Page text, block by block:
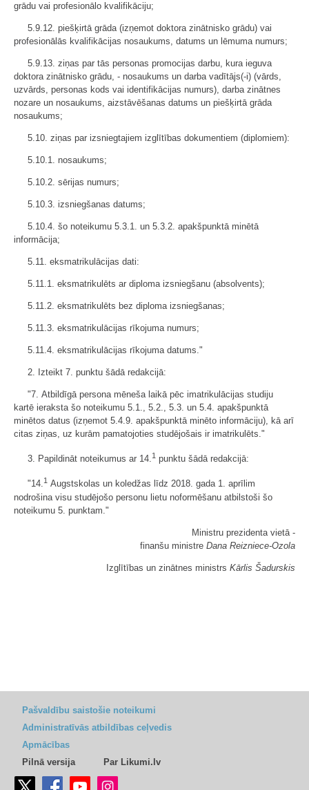
grādu vai profesionālo kvalifikāciju;
5.9.12. piešķirtā grāda (izņemot doktora zinātnisko grādu) vai
profesionālās kvalifikācijas nosaukums, datums un lēmuma numurs;
5.9.13. ziņas par tās personas promocijas darbu, kura ieguva
doktora zinātnisko grādu, - nosaukums un darba vadītājs(-i) (vārds,
uzvārds, personas kods vai identifikācijas numurs), darba zinātnes
nozare un nosaukums, aizstāvēšanas datums un piešķirtā grāda
nosaukums;
5.10. ziņas par izsniegtajiem izglītības dokumentiem (diplomiem):
5.10.1. nosaukums;
5.10.2. sērijas numurs;
5.10.3. izsniegšanas datums;
5.10.4. šo noteikumu 5.3.1. un 5.3.2. apakšpunktā minētā
informācija;
5.11. eksmatrikulācijas dati:
5.11.1. eksmatrikulēts ar diploma izsniegšanu (absolvents);
5.11.2. eksmatrikulēts bez diploma izsniegšanas;
5.11.3. eksmatrikulācijas rīkojuma numurs;
5.11.4. eksmatrikulācijas rīkojuma datums."
2. Izteikt 7. punktu šādā redakcijā:
"7. Atbildīgā persona mēneša laikā pēc imatrikulācijas studiju
kartē ieraksta šo noteikumu 5.1., 5.2., 5.3. un 5.4. apakšpunktā
minētos datus (izņemot 5.4.9. apakšpunktā minēto informāciju), kā arī
citas ziņas, uz kurām pamatojoties studējošais ir imatrikulēts."
3. Papildināt noteikumus ar 14.1 punktu šādā redakcijā:
"14.1 Augstskolas un koledžas līdz 2018. gada 1. aprīlim
nodrošina visu studējošo personu lietu noformēšanu atbilstoši šo
noteikumu 5. punktam."
Ministru prezidenta vietā -
finanšu ministre Dana Reizniece-Ozola
Izglītības un zinātnes ministrs Kārlis Šadurskis
Pašvaldību saistošie noteikumi
Administratīvās atbildības ceļvedis
Apmācības
Pilnā versija
Par Likumi.lv